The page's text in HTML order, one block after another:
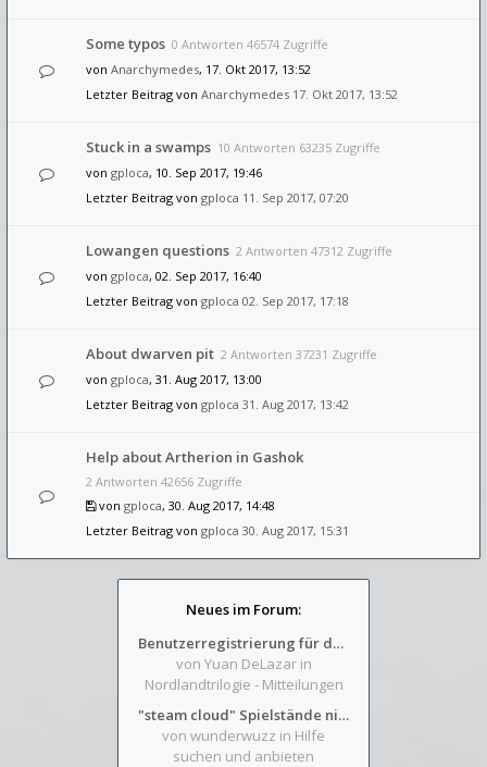
Some typos 0 Antworten 46574 Zugriffe
von Anarchymedes, 17. Okt 2017, 13:52
Letzter Beitrag von Anarchymedes 17. Okt 2017, 13:52
Stuck in a swamps 10 Antworten 63235 Zugriffe
von gploca, 10. Sep 2017, 19:46
Letzter Beitrag von gploca 11. Sep 2017, 07:20
Lowangen questions 2 Antworten 47312 Zugriffe
von gploca, 02. Sep 2017, 16:40
Letzter Beitrag von gploca 02. Sep 2017, 17:18
About dwarven pit 2 Antworten 37231 Zugriffe
von gploca, 31. Aug 2017, 13:00
Letzter Beitrag von gploca 31. Aug 2017, 13:42
Help about Artherion in Gashok
2 Antworten 42656 Zugriffe
von gploca, 30. Aug 2017, 14:48
Letzter Beitrag von gploca 30. Aug 2017, 15:31
Neues im Forum:
Benutzerregistrierung für das SchickHD-/SchweifHD-Forum gesperrt
von Yuan DeLazar in
Nordlandtrilogie - Mitteilungen
"steam cloud" Spielstände nicht verfügbar
von wunderwuzz in Hilfe
suchen und anbieten